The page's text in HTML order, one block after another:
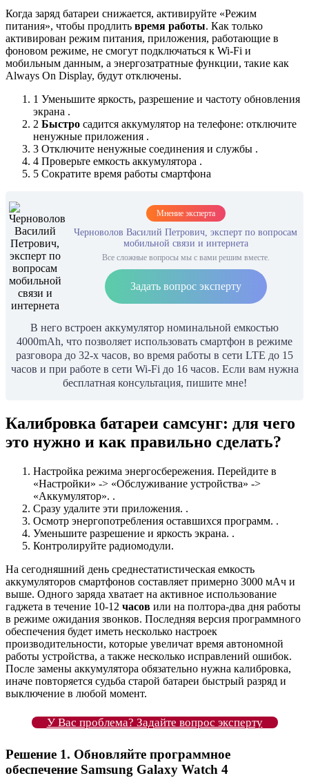
Когда заряд батареи снижается, активируйте «Режим
питания», чтобы продлить время работы. Как только
активирован режим питания, приложения, работающие в
фоновом режиме, не смогут подключаться к Wi-Fi и
мобильным данным, а энергозатратные функции, такие как
Always On Display, будут отключены.
1 Уменьшите яркость, разрешение и частоту обновления
экрана .
2 Быстро садится аккумулятор на телефоне: отключите
ненужные приложения .
3 Отключите ненужные соединения и службы .
4 Проверьте емкость аккумулятора .
5 Сократите время работы смартфона
Мнение эксперта
Черноволов Василий Петрович, эксперт по вопросам
мобильной связи и интернета
Все сложные вопросы мы с вами решим вместе.
Задать вопрос эксперту
В него встроен аккумулятор номинальной емкостью
4000mAh, что позволяет использовать смартфон в режиме
разговора до 32-х часов, во время работы в сети LTE до 15
часов и при работе в сети Wi-Fi до 16 часов. Если вам нужна
бесплатная консультация, пишите мне!
Калибровка батареи самсунг: для чего
это нужно и как правильно сделать?
Настройка режима энергосбережения. Перейдите в
«Настройки» -> «Обслуживание устройства» ->
«Аккумулятор». .
Сразу удалите эти приложения. .
Осмотр энергопотребления оставшихся программ. .
Уменьшите разрешение и яркость экрана. .
Контролируйте радиомодули.
На сегодняшний день среднестатистическая емкость
аккумуляторов смартфонов составляет примерно 3000 мАч и
выше. Одного заряда хватает на активное использование
гаджета в течение 10-12 часов или на полтора-два дня работы
в режиме ожидания звонков. Последняя версия программного
обеспечения будет иметь несколько настроек
производительности, которые увеличат время автономной
работы устройства, а также несколько исправлений ошибок.
После замены аккумулятора обязательно нужна калибровка,
иначе повторяется судьба старой батареи быстрый разряд и
выключение в любой момент.
У Вас проблема? Задайте вопрос эксперту
Решение 1. Обновляйте программное
обеспечение Samsung Galaxy Watch 4